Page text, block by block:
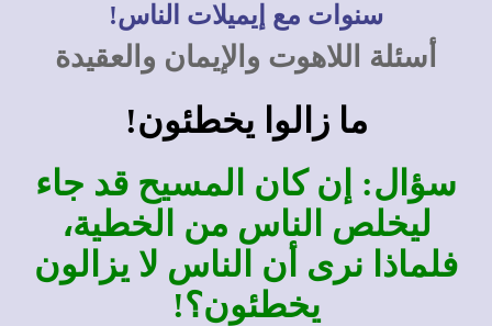
سنوات مع إيميلات الناس!
أسئلة اللاهوت والإيمان والعقيدة
ما زالوا يخطئون!
سؤال: إن كان المسيح قد جاء
ليخلص الناس من الخطية،
فلماذا نرى أن الناس لا يزالون
يخطئون؟!